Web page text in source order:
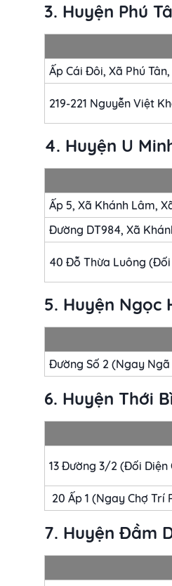
3. Huyện Phú
Ấp Cái Đôi, Xã Phú
219-221 Nguyễn Việt
4. Huyện U
Ấp 5, Xã Khánh Lâm,
Đường DT984, Xã
40 Đỗ Thừa Luông
5. Huyện Ngọc
Đường Số 2 (Ngay Ngã
6. Huyện Thới
13 Đường 3/2 (Đối Diện
20 Ấp 1 (Ngay Chợ Trí
7. Huyện Đầm